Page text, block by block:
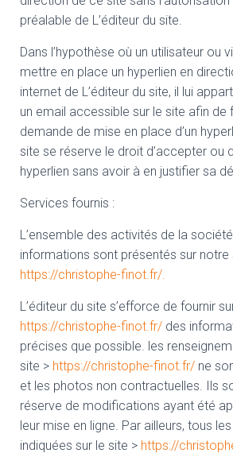
préalable de L’éditeur du site.
Dans l’hypothèse où un utilisateur ou
mettre en place un hyperlien en
internet de L’éditeur du site, il lui
un email accessible sur le site afin de
demande de mise en place d’un
site se réserve le droit d’accepter ou
hyperlien sans avoir à en justifier sa
Services fournis :
L’ensemble des activités de la
informations sont présentés sur notre
https://christophe-finot.fr/.
L’éditeur du site s’efforce de fournir
https://christophe-finot.fr/ des
précises que possible. les
site > https://christophe-finot.fr/ ne
et les photos non contractuelles. Ils
réserve de modifications ayant été
leur mise en ligne. Par ailleurs, tous
indiquées sur le site > https://